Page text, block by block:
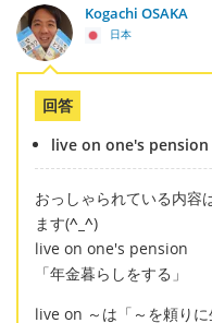
Kogachi OSAKA
日本
回答
live on one's pension
おっしゃられている内容
ます(^_^)
live on one's pension
「年金暮らしをする」
live on ～は「～を頼り